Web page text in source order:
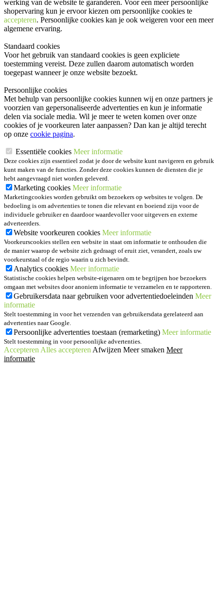
werking van de website te garanderen. Voor een meer persoonlijke
shopervaring kun je ervoor kiezen om persoonlijke cookies te
accepteren. Persoonlijke cookies kan je ook weigeren voor een meer
algemene ervaring.
Standaard cookies
Voor het gebruik van standaard cookies is geen expliciete
toestemming vereist. Deze zullen daarom automatisch worden
toegepast wanneer je onze website bezoekt.
Persoonlijke cookies
Met behulp van persoonlijke cookies kunnen wij en onze partners je
voorzien van gepersonaliseerde advertenties en kun je informatie
delen via sociale media. Wil je meer te weten komen over onze
cookies of je voorkeuren later aanpassen? Dan kan je altijd terecht
op onze cookie pagina.
Essentiële cookies Meer informatie
Deze cookies zijn essentieel zodat je door de website kunt navigeren en gebruik
kunt maken van de functies. Zonder deze cookies kunnen de diensten die je
hebt aangevraagd niet worden geleverd.
Marketing cookies Meer informatie
Marketingcookies worden gebruikt om bezoekers op websites te volgen. De
bedoeling is om advertenties te tonen die relevant en boeiend zijn voor de
individuele gebruiker en daardoor waardevoller voor uitgevers en externe
adverteerders.
Website voorkeuren cookies Meer informatie
Voorkeurscookies stellen een website in staat om informatie te onthouden die
de manier waarop de website zich gedraagt of eruit ziet, verandert, zoals uw
voorkeurstaal of de regio waarin u zich bevindt.
Analytics cookies Meer informatie
Statistische cookies helpen website-eigenaren om te begrijpen hoe bezoekers
omgaan met websites door anoniem informatie te verzamelen en te rapporteren.
Gebruikersdata naar gebruiken voor advertentiedoeleinden Meer
informatie
Stelt toestemming in voor het verzenden van gebruikersdata gerelateerd aan
advertenties naar Google.
Persoonlijke advertenties toestaan (remarketing) Meer informatie
Stelt toestemming in voor persoonlijke advertenties.
Accepteren Alles accepteren Afwijzen Meer smaken Meer
informatie